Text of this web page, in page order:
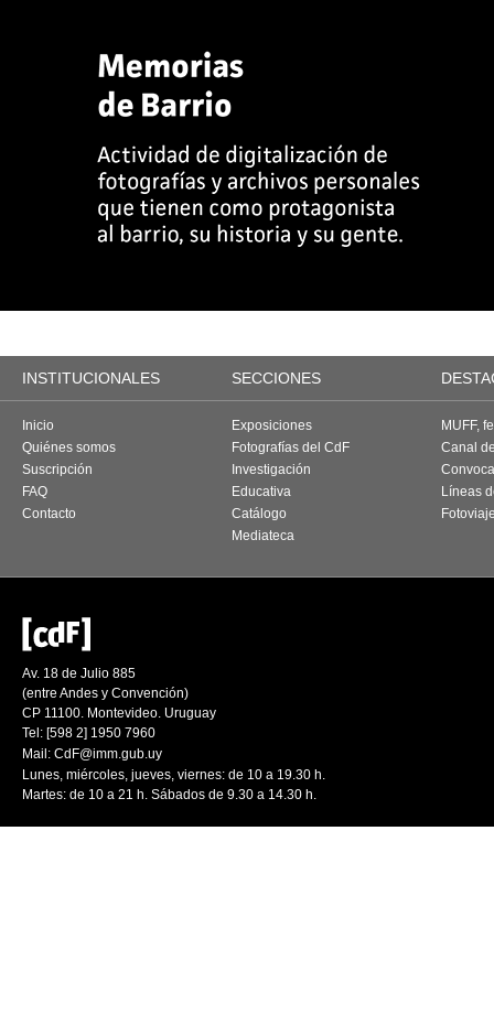
INSTITUCIONALES SECCIONES
Inicio
Quiénes somos
Suscripción
FAQ
Contacto
Exposiciones
Fotografías del CdF
Investigación
Educativa
Catálogo
Mediateca
MUFF,
Canal
Líneas
Av. 18 de Julio 885
(entre Andes y Convención)
CP 11100. Montevideo. Uruguay
Tel: [598 2] 1950 7960
Mail: CdF@imm.gub.uy
Lunes, miércoles, jueves, viernes: de 10 a 19.30 h.
Martes: de 10 a 21 h. Sábados de 9.30 a 14.30 h.